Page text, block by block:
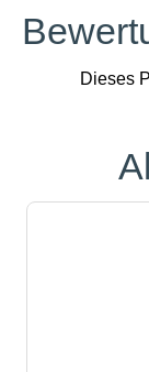
Produktgalerie